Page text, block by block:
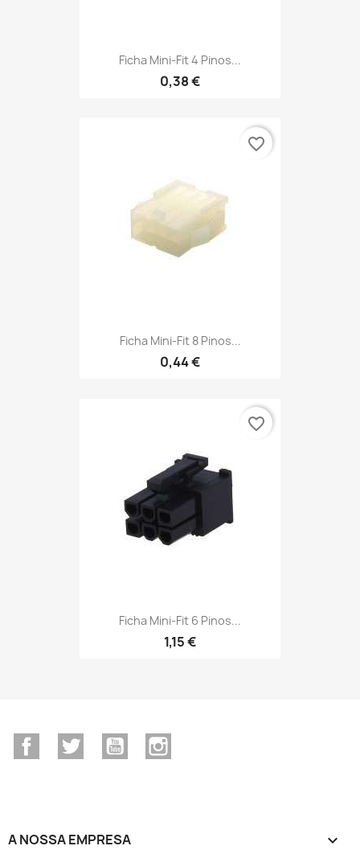
Ficha Mini-Fit 4 Pinos...
0,38 €
Ficha Mini-Fit 8 Pinos...
0,44 €
favorite_border
Ficha Mini-Fit 6 Pinos...
1,15 €
favorite_border
FacebookTwitter YouTube
A NOSSA EMPRESA 